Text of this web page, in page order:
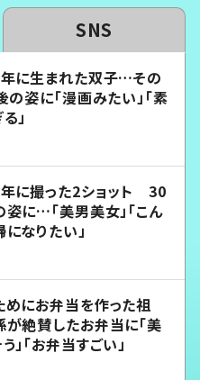
SNS
に生まれた双子…その
姿に「漫画みたい」「素
」
に撮った2ショット 30
に…「美男美女」「こん
なりたい」
めにお弁当を作った祖
絶賛したお弁当に「美
」「お弁当すごい」